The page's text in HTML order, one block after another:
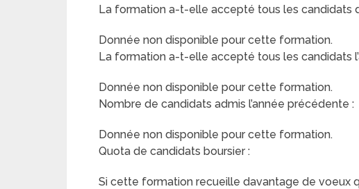
La formation a-t-elle accepté tous les candidats
Donnée non disponible pour cette formation.
La formation a-t-elle accepté tous les candidats
Donnée non disponible pour cette formation.
Nombre de candidats admis l’année précédente :
Donnée non disponible pour cette formation.
Quota de candidats boursier :
Si cette formation recueille davantage de voeux